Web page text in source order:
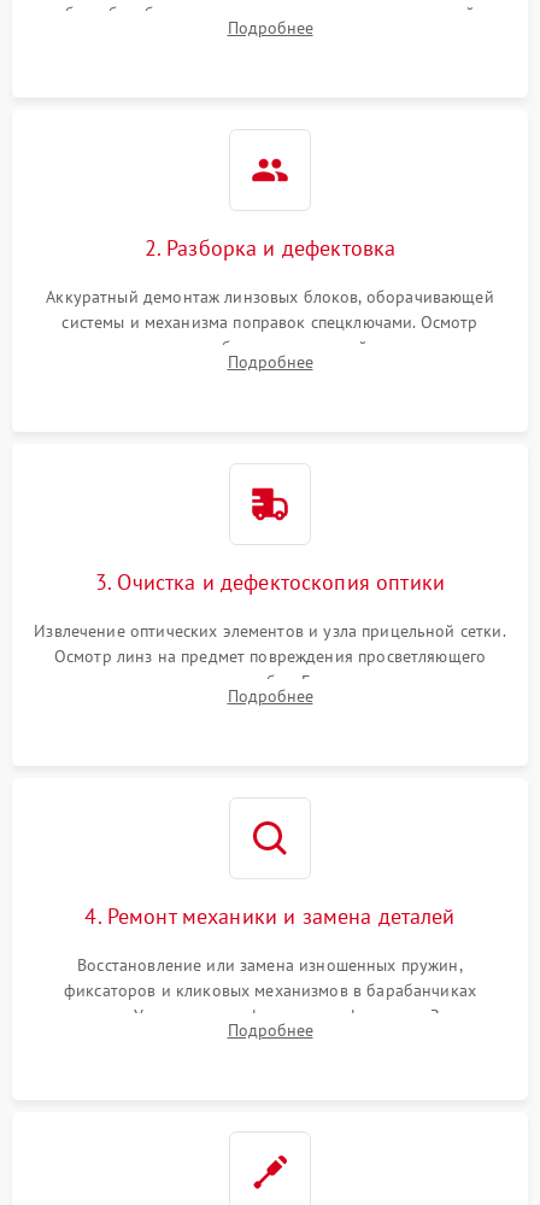
Поломка системы защиты
1000 ₽
работы барабанчиков ввода поправок, кольца отстройки
параллакса и зума. Выявление сколов, внутренних
Подробнее
2. Разборка и дефектовка
Аккуратный демонтаж линзовых блоков, оборачивающей
системы и механизма поправок спецключами. Осмотр
внутренних резьбовых соединений, пружин и
уплотнительных колец. Поиск причин люфта, смещения
Подробнее
3. Очистка и дефектоскопия оптики
Извлечение оптических элементов и узла прицельной сетки.
Осмотр линз на предмет повреждения просветляющего
покрытия или появления грибка. Бережная очистка стекол
спецрастворами. Проверка целостности гравированной
Подробнее
4. Ремонт механики и замена деталей
Восстановление или замена изношенных пружин,
фиксаторов и кликовых механизмов в барабанчиках
поправок. Устранение люфтов в трансфокаторе. Замена
поврежденных линз, разбитой сетки или восстановление
Подробнее